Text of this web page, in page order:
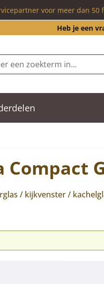
voor meer dan 50
Heb je een
Compact
/ kijkvenster /